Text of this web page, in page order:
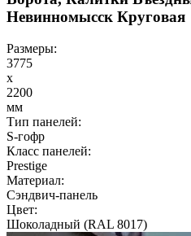
Невинномысск Круговая
Размеры:
3775
x
2200
мм
Тип панелей:
S-гофр
Класс панелей:
Prestige
Материал:
Сэндвич-панель
Цвет:
Шоколадный (RAL 8017)